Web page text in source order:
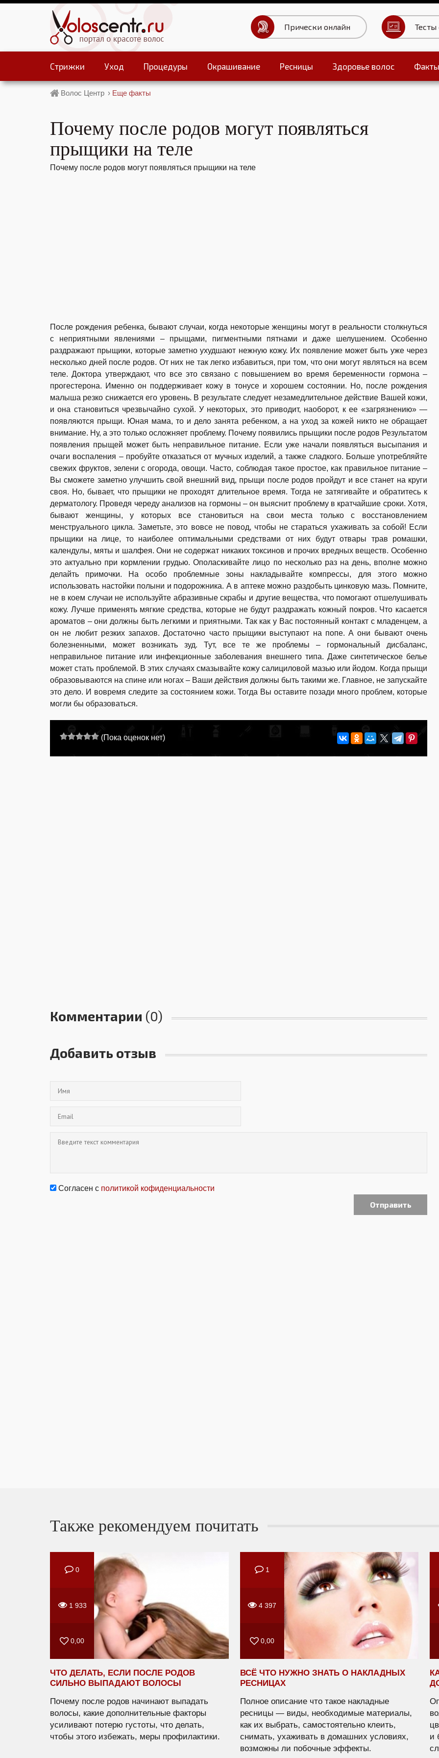
Прически онлайн Тесты
Стрижки Уход Процедуры Окрашивание Ресницы Здоровье волос Факты
Волос Центр › Еще факты
Почему после родов могут появляться
прыщики на теле
Почему после родов могут появляться прыщики на теле
После рождения ребенка, бывают случаи, когда некоторые женщины могут в реальности столкнуться
с неприятными явлениями – прыщами, пигментными пятнами и даже шелушением. Особенно
раздражают прыщики, которые заметно ухудшают нежную кожу. Их появление может быть уже через
несколько дней после родов. От них не так легко избавиться, при том, что они могут являться на всем
теле. Доктора утверждают, что все это связано с повышением во время беременности гормона –
прогестерона. Именно он поддерживает кожу в тонусе и хорошем состоянии. Но, после рождения
малыша резко снижается его уровень. В результате следует незамедлительное действие Вашей кожи,
и она становиться чрезвычайно сухой. У некоторых, это приводит, наоборот, к ее «загрязнению» —
появляются прыщи. Юная мама, то и дело занята ребенком, а на уход за кожей никто не обращает
внимание. Ну, а это только осложняет проблему. Почему появились прыщики после родов Результатом
появления прыщей может быть неправильное питание. Если уже начали появляться высыпания и
очаги воспаления – пробуйте отказаться от мучных изделий, а также сладкого. Больше употребляйте
свежих фруктов, зелени с огорода, овощи. Часто, соблюдая такое простое, как правильное питание –
Вы сможете заметно улучшить свой внешний вид, прыщи после родов пройдут и все станет на круги
своя. Но, бывает, что прыщики не проходят длительное время. Тогда не затягивайте и обратитесь к
дерматологу. Проведя череду анализов на гормоны – он выяснит проблему в кратчайшие сроки. Хотя,
бывают женщины, у которых все становиться на свои места только с восстановлением
менструального цикла. Заметьте, это вовсе не повод, чтобы не стараться ухаживать за собой! Если
прыщики на лице, то наиболее оптимальными средствами от них будут отвары трав ромашки,
календулы, мяты и шалфея. Они не содержат никаких токсинов и прочих вредных веществ. Особенно
это актуально при кормлении грудью. Ополаскивайте лицо по несколько раз на день, вполне можно
делайть примочки. На особо проблемные зоны накладывайте компрессы, для этого можно
использовать настойки полыни и подорожника. А в аптеке можно раздобыть цинковую мазь. Помните,
не в коем случаи не используйте абразивные скрабы и другие вещества, что помогают отшелушивать
кожу. Лучше применять мягкие средства, которые не будут раздражать кожный покров. Что касается
ароматов – они должны быть легкими и приятными. Так как у Вас постоянный контакт с младенцем, а
он не любит резких запахов. Достаточно часто прыщики выступают на попе. А они бывают очень
болезненными, может возникать зуд. Тут, все те же проблемы – гормональный дисбаланс,
неправильное питание или инфекционные заболевания внешнего типа. Даже синтетическое белье
может стать проблемой. В этих случаях смазывайте кожу салициловой мазью или йодом. Когда прыщи
образовываются на спине или ногах – Ваши действия должны быть такими же. Главное, не запускайте
это дело. И вовремя следите за состоянием кожи. Тогда Вы оставите позади много проблем, которые
могли бы образоваться.
(Пока оценок нет)
Комментарии (0)
Добавить отзыв
Согласен с политикой кофиденциальности
Также рекомендуем почитать
0
1 933
0,00
ЧТО ДЕЛАТЬ, ЕСЛИ ПОСЛЕ РОДОВ
СИЛЬНО ВЫПАДАЮТ ВОЛОСЫ
Почему после родов начинают выпадать
волосы, какие дополнительные факторы
усиливают потерю густоты, что делать,
чтобы этого избежать, меры профилактики.
1
4 397
0,00
ВСЁ ЧТО НУЖНО ЗНАТЬ О НАКЛАДНЫХ
РЕСНИЦАХ
Полное описание что такое накладные
ресницы — виды, необходимые материалы,
как их выбрать, самостоятельно клеить,
снимать, ухаживать в домашних условиях,
возможны ли побочные эффекты.
и